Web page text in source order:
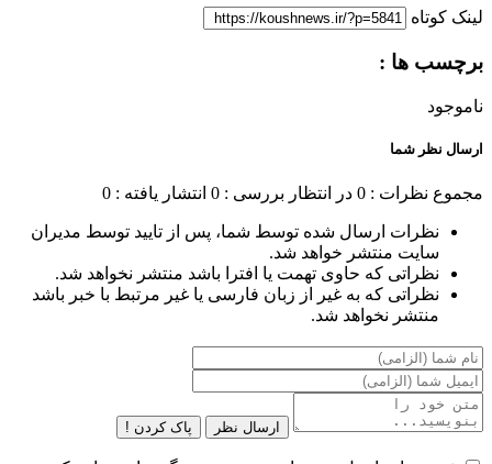
لینک کوتاه
برچسب ها :
ناموجود
ارسال نظر شما
مجموع نظرات : 0 در انتظار بررسی : 0 انتشار یافته : 0
نظرات ارسال شده توسط شما، پس از تایید توسط مدیران
سایت منتشر خواهد شد.
نظراتی که حاوی تهمت یا افترا باشد منتشر نخواهد شد.
نظراتی که به غیر از زبان فارسی یا غیر مرتبط با خبر باشد
منتشر نخواهد شد.
ارسال نظر پاک کردن !